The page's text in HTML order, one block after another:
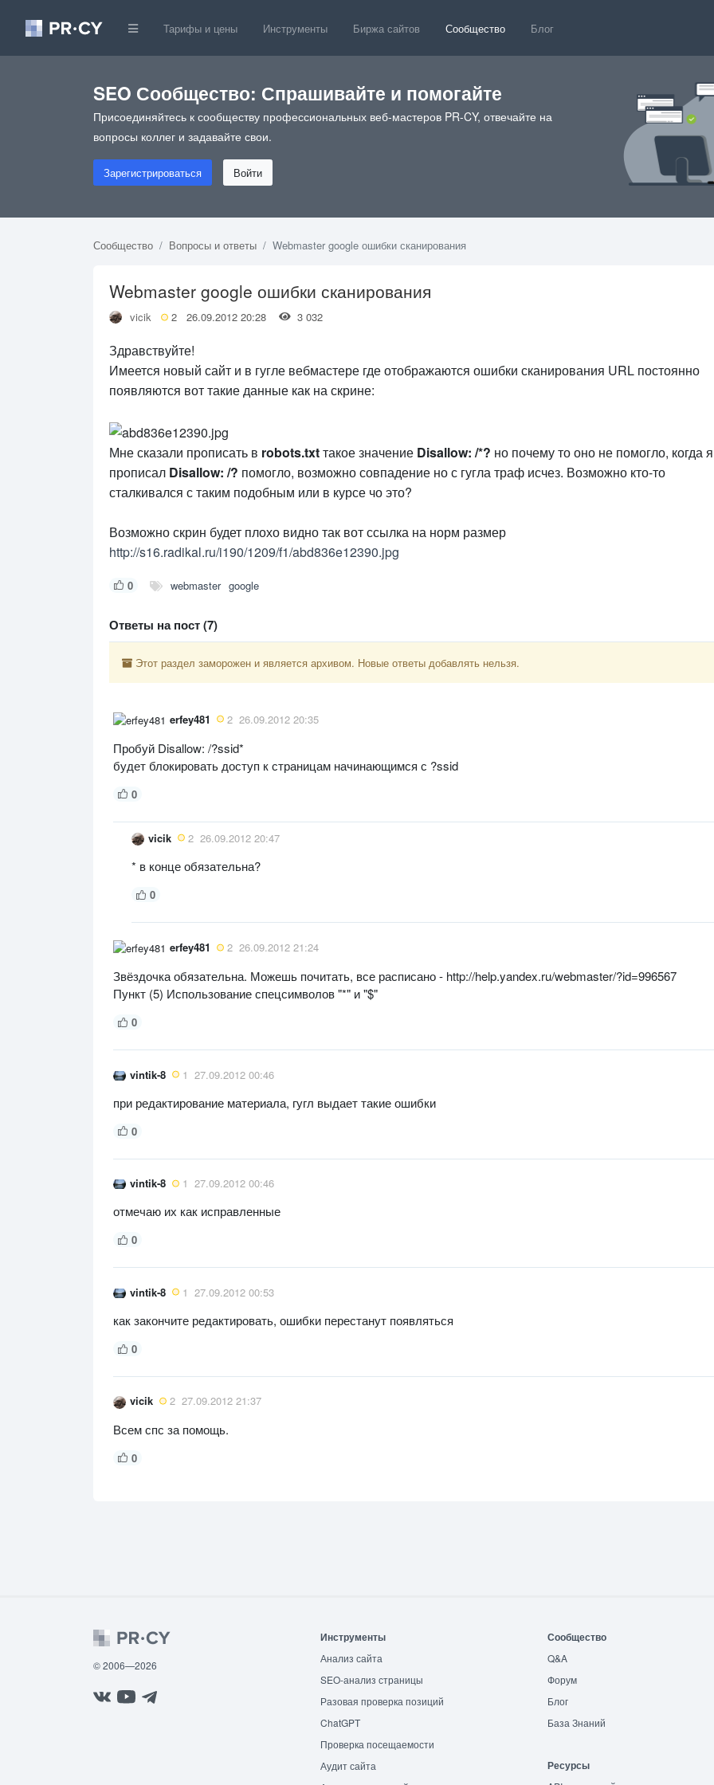
Тарифы и цены Инструменты Биржа сайтов Сообщество Блог
SEO Сообщество: Спрашивайте и помогайте
Присоединяйтесь к сообществу профессиональных веб-мастеров PR-CY, отвечайте на
вопросы коллег и задавайте свои.
Зарегистрироваться Войти
Сообщество Вопросы и ответы Webmaster google ошибки сканирования
Webmaster google ошибки сканирования
vicik 2 26.09.2012 20:28 3 032
Здравствуйте!
Имеется новый сайт и в гугле вебмастере где отображаются ошибки сканирования URL постоянно
появляются вот такие данные как на скрине:
Мне сказали прописать в robots.txtтакое значение Disallow: /*? но почему то оно не помогло, когда я
прописал Disallow: /? помогло, возможно совпадение но с гугла траф исчез. Возможно кто-то
сталкивался с таким подобным или в курсе чо это?
Возможно скрин будет плохо видно так вот ссылка на норм размер
http://s16.radikal.ru/i190/1209/f1/abd836e12390.jpg
0 webmaster google
Ответы на пост (7)
Этот раздел заморожен и является архивом. Новые ответы добавлять нельзя.
erfey481 2 26.09.2012 20:35
Пробуй Disallow: /?ssid*
будет блокировать доступ к страницам начинающимся с ?ssid
0
vicik 2 26.09.2012 20:47
* в конце обязательна?
0
erfey481 2 26.09.2012 21:24
Звёздочка обязательна. Можешь почитать, все расписано - http://help.yandex.ru/webmaster/?id=996567
Пункт (5) Использование спецсимволов "*" и "$"
0
vintik-8 1 27.09.2012 00:46
при редактирование материала, гугл выдает такие ошибки
0
vintik-8 1 27.09.2012 00:46
отмечаю их как исправленные
0
vintik-8 1 27.09.2012 00:53
как закончите редактировать, ошибки перестанут появляться
0
vicik 2 27.09.2012 21:37
Всем спс за помощь.
0
© 2006—2026
Инструменты
Анализ сайта
SEO-анализ страницы
Разовая проверка позиций
ChatGPT
Проверка посещаемости
Аудит сайта
Сообщество
Q&A
Форум
Блог
База Знаний
Ресурсы